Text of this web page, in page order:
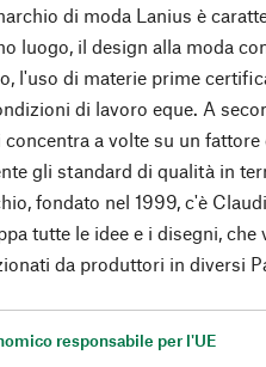
di moda Lanius è
luogo, il design alla moda
l'uso di materie prime
di lavoro eque. A
a volte su un
gli standard di qualità in
fondato nel 1999, c'è
tutte le idee e i disegni,
da produttori in diversi
responsabile per l'UE